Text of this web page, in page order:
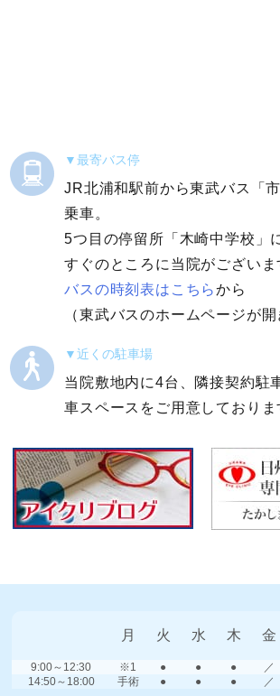
最寄バス停
JR北浦和駅前から東武バス「
乗車。
5つ目の停留所「木崎中学校」
すぐのところに当院がございま
バスの時刻表はこちらから
（東武バスのホームページが開
近くの駐車場
当院敷地内に4台、隣接契約駐
車スペースをご用意しておりま
月 火 水 木 金
9:00～12:30 ※1 ● ● ● ／
14:50～18:00
手術 ● ● ● ／